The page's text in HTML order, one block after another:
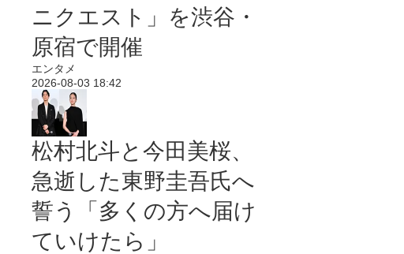
ニクエスト」を渋谷・
原宿で開催
エンタメ
2026-08-03 18:42
松村北斗と今田美桜、
急逝した東野圭吾氏へ
誓う「多くの方へ届け
ていけたら」